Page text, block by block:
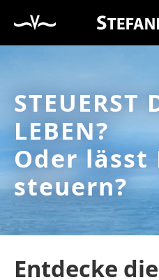
STEUERST
LEBEN?
Oder lässt
steuern?
Entdecke